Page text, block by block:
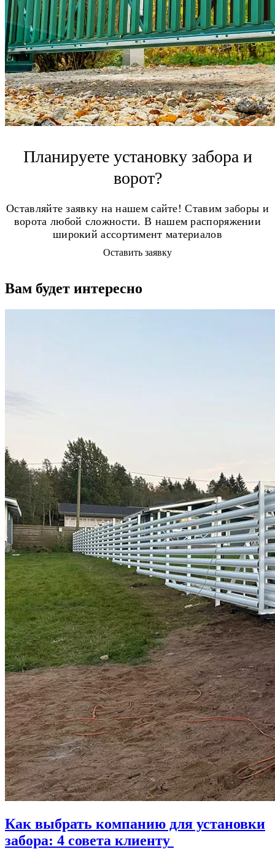
Планируете установку забора и
ворот?
Оставляйте заявку на нашем сайте! Ставим заборы и
ворота любой сложности. В нашем распоряжении
широкий ассортимент материалов
Оставить заявку
Вам будет интересно
Как выбрать компанию для установки
забора: 4 совета клиенту